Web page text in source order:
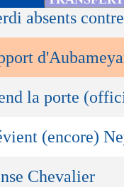
absents
la porte
(encore)
Chevalier